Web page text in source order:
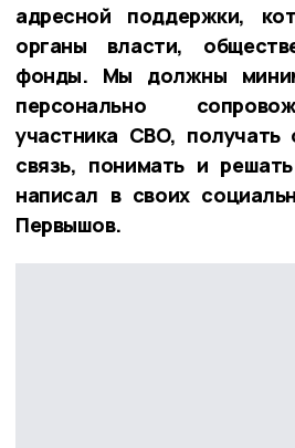
адресной поддержки,
органы власти,
фонды. Мы должны
персонально
участника СВО, получать
связь, понимать и
написал в своих
Первышов.